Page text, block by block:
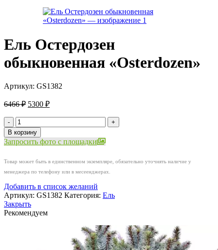
Ель Остердозен
обыкновенная «Osterdozen»
Артикул: GS1382
6466₽ Первоначальная
составляла
6466 ₽.
5300 ₽Текущая
Количество
товара
Ель
Остердозен
«Osterdozen»
В корзину
Запросить фото с площадки
Товар может быть в единственном экземпляре, обязательно уточнять наличие у
менеджера по телефону или в месеенджерах.
Добавить в список желаний
Артикул: GS1382 Категория: Ель
Закрыть
Рекомендуем